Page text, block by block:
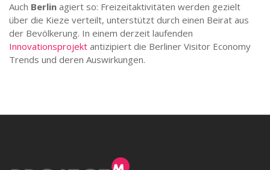
Auch Berlin agiert so: Freizeitaktivitäten werden gezielt
über die Kieze verteilt, unterstützt durch einen Beirat aus
der Bevölkerung. In einem derzeit laufenden
Innovationsprojekt antizipiert die Berliner Visitor Economy
Trends und deren Auswirkungen.